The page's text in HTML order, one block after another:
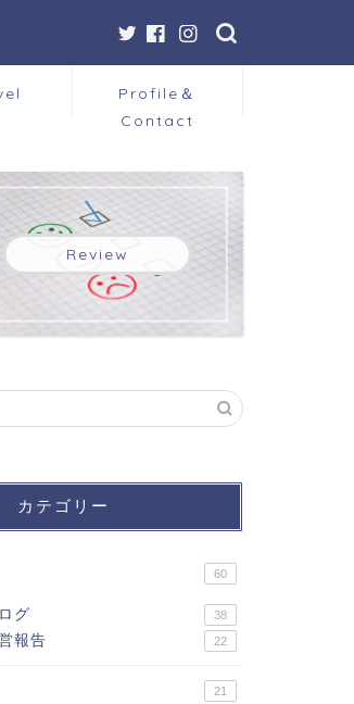
Profile＆
Contact
Review
カテゴリー
60
グ 38
報告 22
21